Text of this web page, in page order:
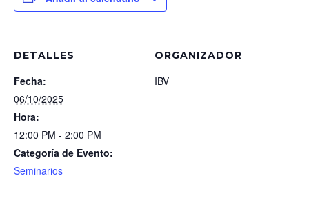
DETALLES
Fecha:
06/10/2025
Hora:
12:00 PM - 2:00 PM
Categoría de Evento:
Seminarios
ORGANIZADOR
IBV